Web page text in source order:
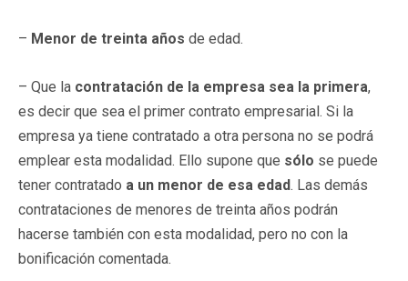
– Menor de treinta años de edad.
– Que la contratación de la empresa sea la primera,
es decir que sea el primer contrato empresarial. Si la
empresa ya tiene contratado a otra persona no se podrá
emplear esta modalidad. Ello supone que sólo se puede
tener contratado a un menor de esa edad. Las demás
contrataciones de menores de treinta años podrán
hacerse también con esta modalidad, pero no con la
bonificación comentada.